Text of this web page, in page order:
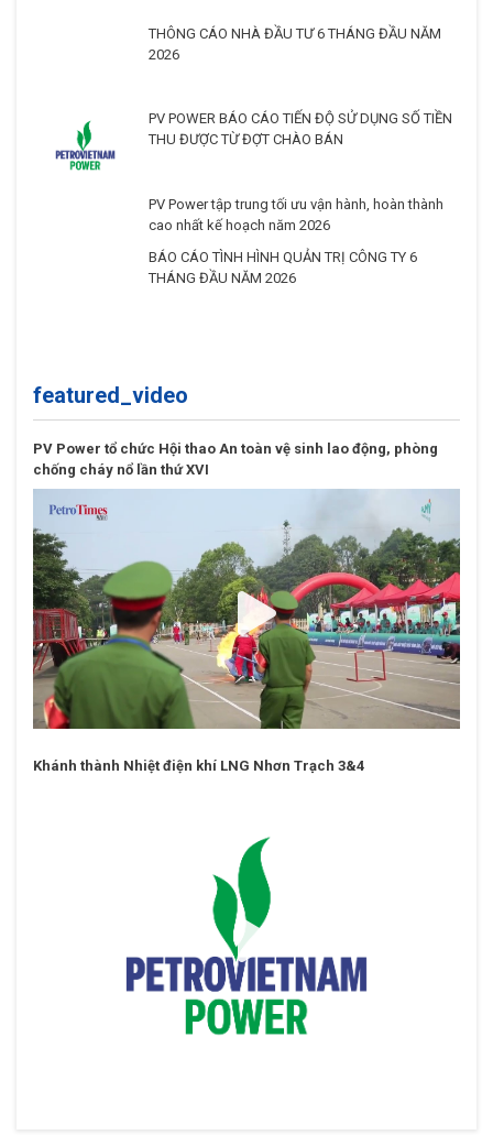
THÔNG CÁO NHÀ ĐẦU TƯ 6 THÁNG ĐẦU NĂM
2026
PV POWER BÁO CÁO TIẾN ĐỘ SỬ DỤNG SỐ TIỀN
THU ĐƯỢC TỪ ĐỢT CHÀO BÁN
PV Power tập trung tối ưu vận hành, hoàn thành
cao nhất kế hoạch năm 2026
BÁO CÁO TÌNH HÌNH QUẢN TRỊ CÔNG TY 6
featured_video
PV Power tổ chức Hội thao An toàn vệ sinh lao động, phòng
chống cháy nổ lần thứ XVI